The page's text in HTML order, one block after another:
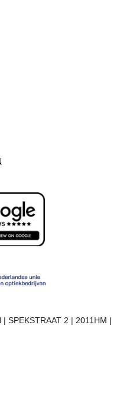
SPEKSTRAAT 2 | 2011HM |